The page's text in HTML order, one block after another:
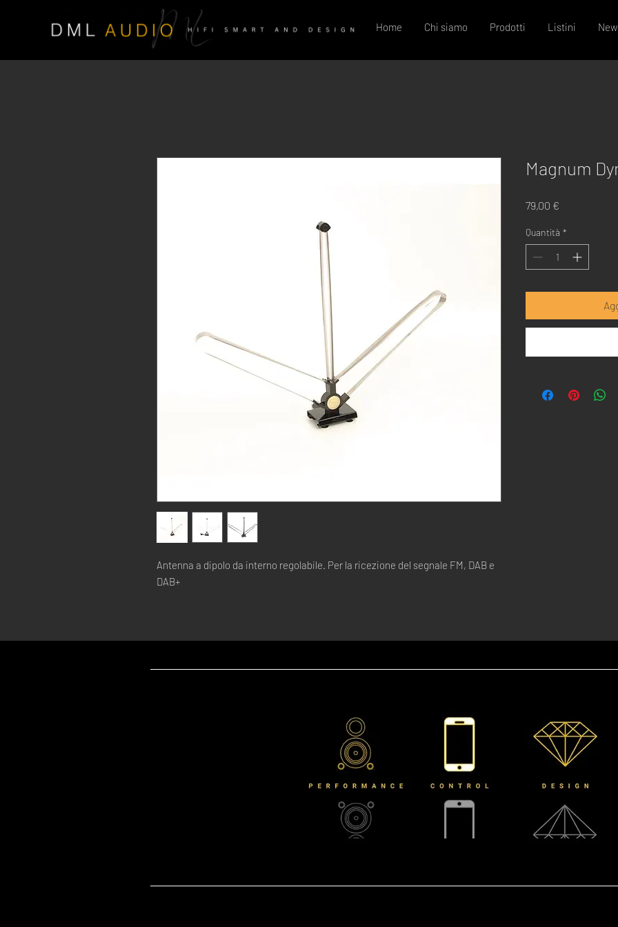
Home Chi siamo Prodotti Listini
Antenna a dipolo da interno regolabile. Per la ricezione del segnale FM, DAB e
DAB+
Magnum
79,00 €
Quantità *